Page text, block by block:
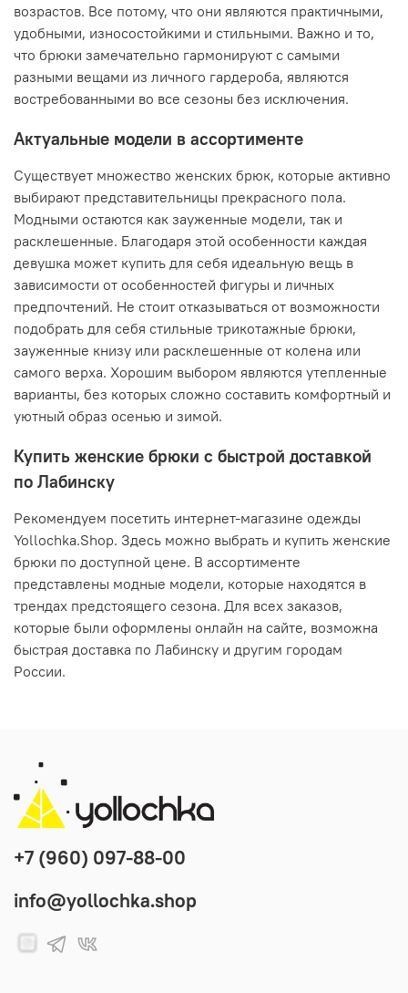
возрастов. Все потому, что они являются практичными,
удобными, износостойкими и стильными. Важно и то,
что брюки замечательно гармонируют с самыми
разными вещами из личного гардероба, являются
востребованными во все сезоны без исключения.
Актуальные модели в ассортименте
Существует множество женских брюк, которые активно
выбирают представительницы прекрасного пола.
Модными остаются как зауженные модели, так и
расклешенные. Благодаря этой особенности каждая
девушка может купить для себя идеальную вещь в
зависимости от особенностей фигуры и личных
предпочтений. Не стоит отказываться от возможности
подобрать для себя стильные трикотажные брюки,
зауженные книзу или расклешенные от колена или
самого верха. Хорошим выбором являются утепленные
варианты, без которых сложно составить комфортный и
уютный образ осенью и зимой.
Купить женские брюки с быстрой доставкой
по Лабинску
Рекомендуем посетить интернет-магазине одежды
Yollochka.Shop. Здесь можно выбрать и купить женские
брюки по доступной цене. В ассортименте
представлены модные модели, которые находятся в
трендах предстоящего сезона. Для всех заказов,
которые были оформлены онлайн на сайте, возможна
быстрая доставка по Лабинску и другим городам
России.
+7 (960) 097-88-00
info@yollochka.shop